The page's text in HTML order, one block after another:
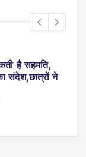
Shooting-
अंधाधुंध